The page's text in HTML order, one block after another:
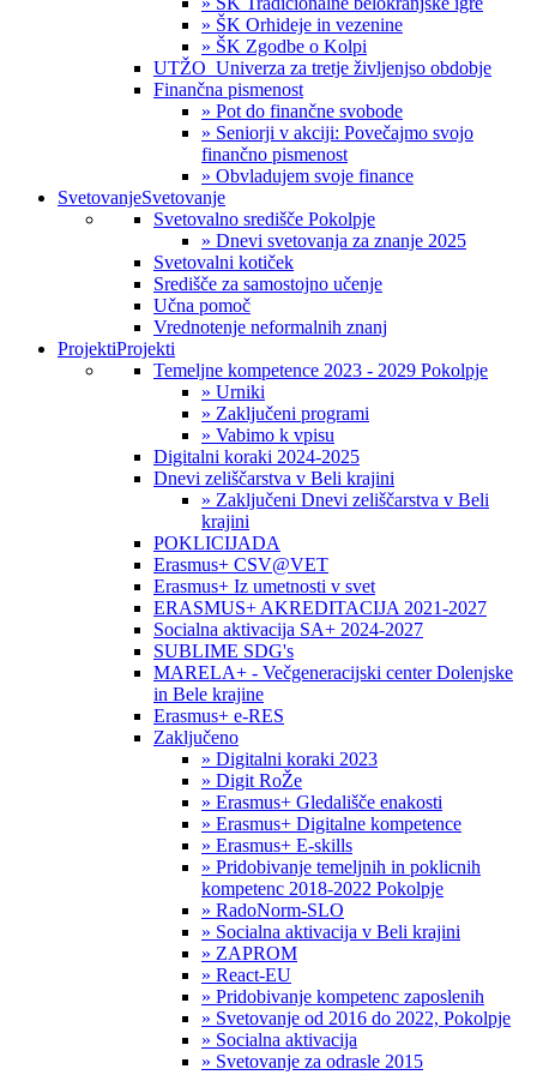
» ŠK Orhideje in vezenine
» ŠK Zgodbe o Kolpi
UTŽO_Univerza za tretje življenjso obdobje
Finančna pismenost
» Pot do finančne svobode
» Seniorji v akciji: Povečajmo svojo
finančno pismenost
» Obvladujem svoje finance
SvetovanjeSvetovanje
Svetovalno središče Pokolpje
» Dnevi svetovanja za znanje 2025
Svetovalni kotiček
Središče za samostojno učenje
Učna pomoč
Vrednotenje neformalnih znanj
ProjektiProjekti
Temeljne kompetence 2023 - 2029 Pokolpje
» Urniki
» Zaključeni programi
» Vabimo k vpisu
Digitalni koraki 2024-2025
Dnevi zeliščarstva v Beli krajini
» Zaključeni Dnevi zeliščarstva v Beli
krajini
POKLICIJADA
Erasmus+ CSV@VET
Erasmus+ Iz umetnosti v svet
ERASMUS+ AKREDITACIJA 2021-2027
Socialna aktivacija SA+ 2024-2027
SUBLIME SDG's
MARELA+ - Večgeneracijski center Dolenjske
in Bele krajine
Erasmus+ e-RES
Zaključeno
» Digitalni koraki 2023
» Digit RoŽe
» Erasmus+ Gledališče enakosti
» Erasmus+ Digitalne kompetence
» Erasmus+ E-skills
» Pridobivanje temeljnih in poklicnih
kompetenc 2018-2022 Pokolpje
» RadoNorm-SLO
» Socialna aktivacija v Beli krajini
» ZAPROM
» React-EU
» Pridobivanje kompetenc zaposlenih
» Svetovanje od 2016 do 2022, Pokolpje
» Socialna aktivacija
» Svetovanje za odrasle 2015